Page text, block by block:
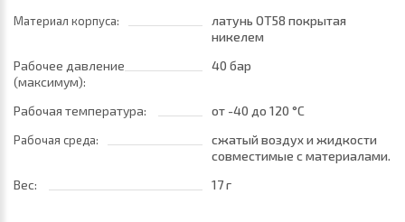
Материал корпуса:
латунь ОТ58 покрытая
никелем
Рабочее давление
(максимум):
40 бар
Рабочая температура: от -40 до 120 °C
Рабочая среда:
сжатый воздух и жидкости
совместимые с материалами
Вес:
17 г